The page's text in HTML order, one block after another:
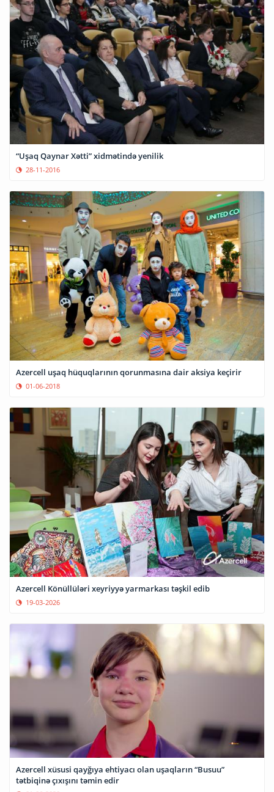
“Uşaq Qaynar Xətti” xidmətində yenilik
28-11-2016
Azercell uşaq hüquqlarının qorunmasına dair aksiya keçirir
01-06-2018
Azercell Könüllüləri xeyriyyə yarmarkası təşkil edib
19-03-2026
Azercell xüsusi qayğıya ehtiyacı olan uşaqların “Busuu”
tətbiqinə çıxışını təmin edir